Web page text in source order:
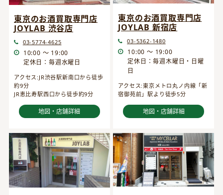
東京のお酒買取専門店
JOYLAB 渋谷店
03-5774-4625
10:00 ～ 19:00
定休日：毎週水曜日
アクセス:JR渋谷駅新南口から徒歩
約9分
JR恵比寿駅西口から徒歩約9分
地図・店舗詳細
東京のお酒買取専門店
JOYLAB 新宿店
03-5362-1480
10:00 ～ 19:00
定休日：毎週木曜日・日曜
日
アクセス:東京メトロ丸ノ内線「新
宿御苑前」駅より徒歩5分
地図・店舗詳細